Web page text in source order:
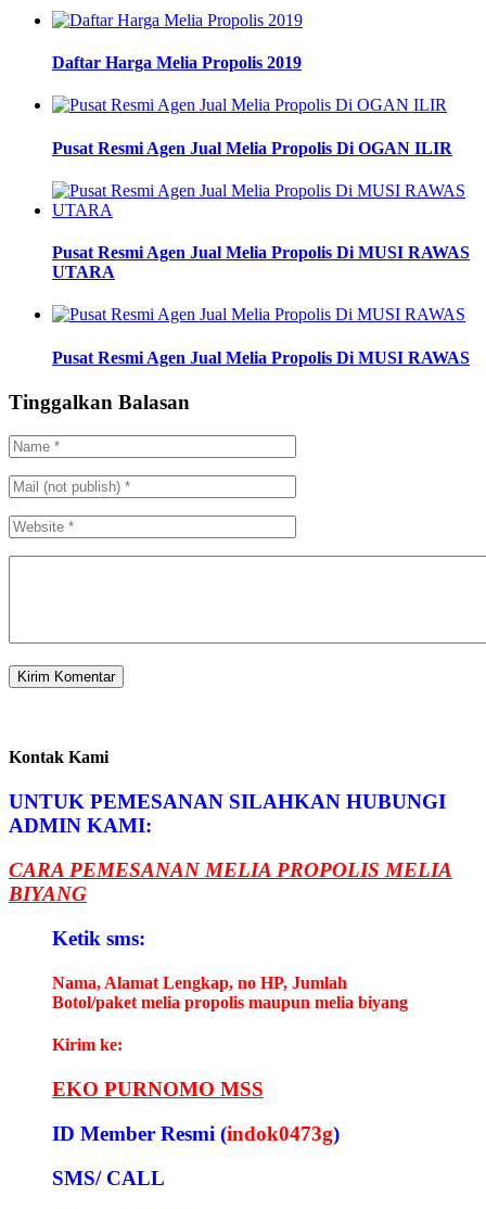
Daftar Harga Melia Propolis 2019
Pusat Resmi Agen Jual Melia Propolis Di OGAN ILIR
Pusat Resmi Agen Jual Melia Propolis Di MUSI RAWAS
UTARA
Pusat Resmi Agen Jual Melia Propolis Di MUSI RAWAS
Tinggalkan Balasan
Kontak Kami
UNTUK PEMESANAN SILAHKAN HUBUNGI
ADMIN KAMI:
CARA PEMESANAN MELIA PROPOLIS MELIA
BIYANG
Ketik sms:
Nama, Alamat Lengkap, no HP, Jumlah
Botol/paket melia propolis maupun melia biyang
Kirim ke:
EKO PURNOMO MSS
ID Member Resmi (indok0473g)
SMS/ CALL